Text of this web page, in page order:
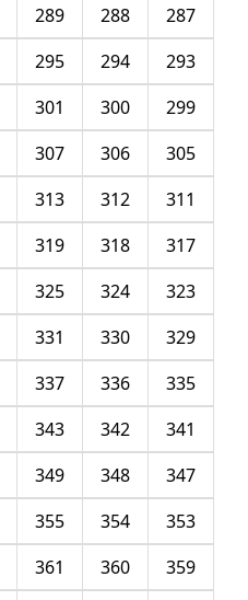
287
288
289
293
294
295
299
300
301
305
306
307
311
312
313
317
318
319
323
324
325
329
330
331
335
336
337
341
342
343
347
348
349
353
354
355
359
360
361